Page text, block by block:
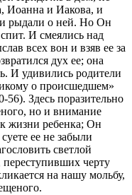
Иоанна и Иакова, и
рыдали о ней. Но Он
И смеялись над
всех вон и взяв ее за
дух ее; она
И удивились родители
о происшедшем»
56). Здесь поразительно
но и внимание
жизни ребенка; Он
ее не забыли
светлой
черту
на нашу мольбу,